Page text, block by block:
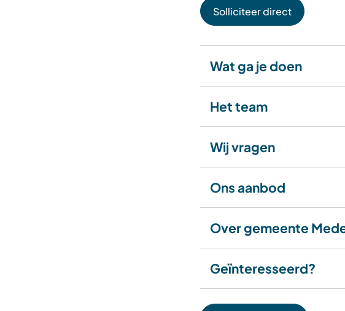
Solliciteer direct
Wat ga je doen
Het team
Wij vragen
Ons aanbod
Over gemeente
Geïnteresseerd?